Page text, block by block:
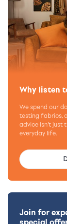
Why listen
We spend our
testing fabrics,
advice isn’t just
everyday life.
Join for